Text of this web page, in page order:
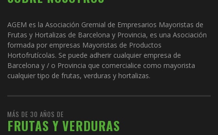
AGEM es la Asociación Gremial de Empresarios Mayoristas de
Frutas y Hortalizas de Barcelona y Provincia, es una Asociación
formada por empresas Mayoristas de Productos
Hortofrutícolas. Se puede adherir cualquier empresa de
Barcelona y / o Provincia que comercialice como mayorista
cualquier tipo de frutas, verduras y hortalizas.
MÁS DE 30 AÑOS DE
FRUTAS Y VERDURAS